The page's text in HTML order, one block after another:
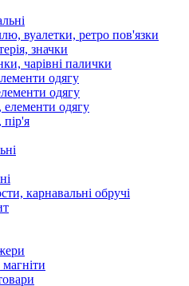
вуалетки, ретро пов'язки
значки
чарівні палички
одягу
одягу
елементи одягу
карнавальні обручі